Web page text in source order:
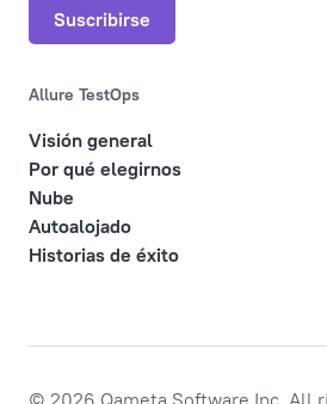
Suscribirse
Allure TestOps
Visión general
Por qué elegirnos
Nube
Autoalojado
Historias de éxito
© 2026 Qameta Software Inc. All